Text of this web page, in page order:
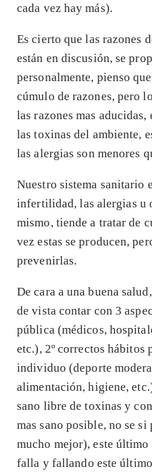
cada vez hay más).
Es cierto que las razones
están en discusión, se
personalmente, pienso
cúmulo de razones, pero
las razones mas
las toxinas del ambiente,
las alergias son menores
Nuestro sistema sanitario
infertilidad, las alergias u
mismo, tiende a tratar de
vez estas se producen,
prevenirlas.
De cara a una buena
de vista contar con 3
pública (médicos,
etc.), 2º correctos hábitos
individuo (deporte
alimentación, higiene,
sano libre de toxinas y
mas sano posible, no se
mucho mejor), este último
falla y fallando este